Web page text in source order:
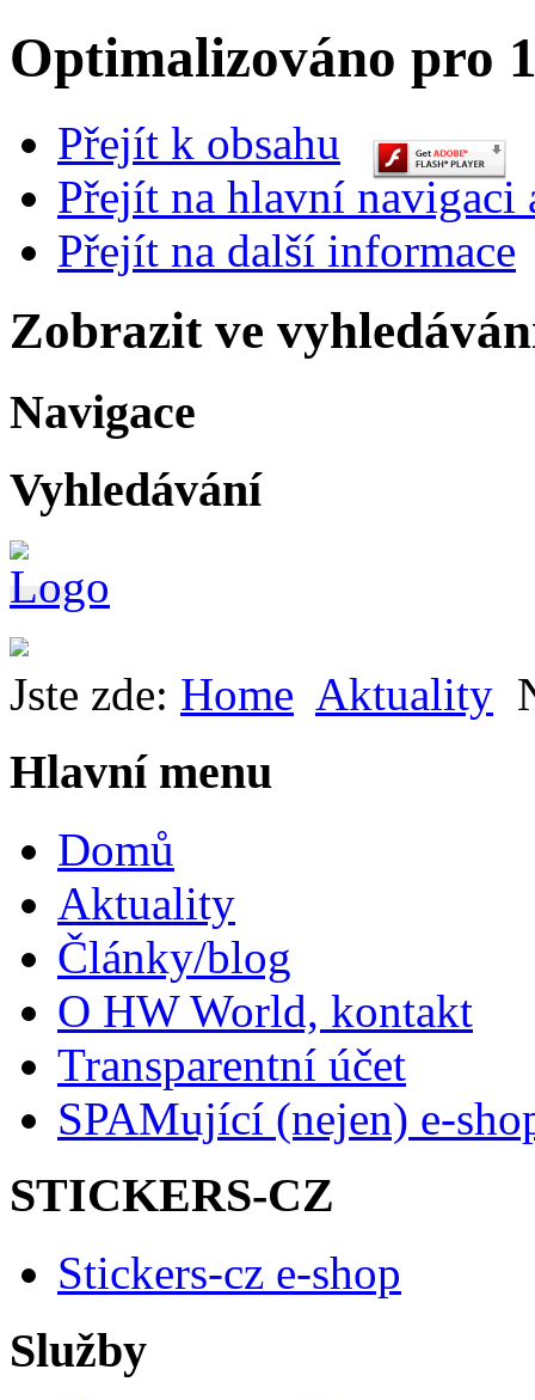
Optimalizováno pro
Přejít k obsahu
Přejít na hlavní navigaci
Přejít na další informace
Zobrazit ve
Navigace
Vyhledávání
Jste zde: Home Aktuality
Hlavní menu
Domů
Aktuality
Články/blog
O HW World, kontakt
Transparentní účet
SPAMující (nejen) e-
STICKERS-CZ
Stickers-cz e-shop
Služby